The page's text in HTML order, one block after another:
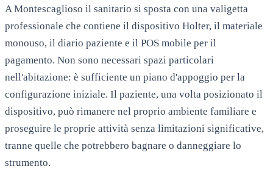
AMontescaglioso il sanitario si sposta con una valigetta
professionale che contiene il dispositivo Holter, il materiale
monouso, il diario paziente e il POS mobile per il
pagamento. Non sono necessari spazi particolari
nell'abitazione: è sufficiente un piano d'appoggio per la
configurazione iniziale. Il paziente, una volta posizionato il
dispositivo, può rimanere nel proprio ambiente familiare e
proseguire le proprie attività senza limitazioni significative,
tranne quelle che potrebbero bagnare o danneggiare lo
strumento.